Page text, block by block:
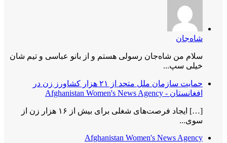
شاه‌جان
سلام من شاه‌جان رسولی هستم و از بانو عباسی و تیم شان
خیلی سپ...
حمایت سازمان ملل متحد از ۲۱ هزار کشاورز زن در
افغانستان - Afghanistan Women's News Agency
[…] ایجاد فرصت‌های شغلی برای بیش از ۱۶ هزار زن از
سوی...
Afghanistan Women's News Agency